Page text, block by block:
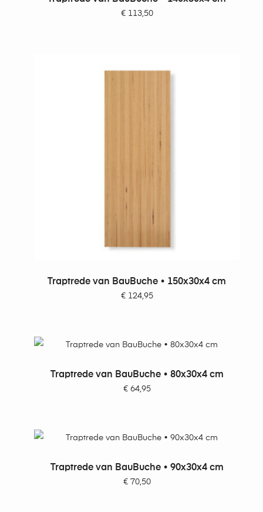
€113,50
TOEVOEGEN AAN WINKELWAGEN
Traptrede van BauBuche • 150x30x4 cm
€124,95
TOEVOEGEN AAN WINKELWAGEN
Traptrede van BauBuche • 80x30x4 cm
€64,95
TOEVOEGEN AAN WINKELWAGEN
Traptrede van BauBuche • 90x30x4 cm
€70,50